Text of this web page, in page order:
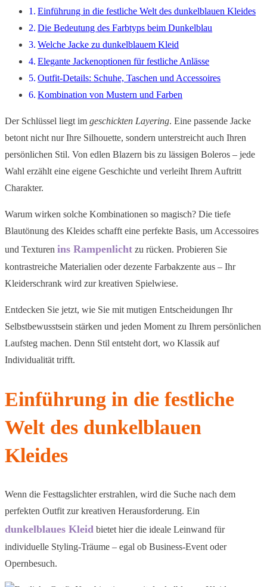
Einführung in die festliche Welt des dunkelblauen Kleides
Die Bedeutung des Farbtyps beim Dunkelblau
Welche Jacke zu dunkelblauem Kleid
Elegante Jackenoptionen für festliche Anlässe
Outfit-Details: Schuhe, Taschen und Accessoires
Kombination von Mustern und Farben
Der Schlüssel liegt im geschickten Layering. Eine passende Jacke
betont nicht nur Ihre Silhouette, sondern unterstreicht auch Ihren
persönlichen Stil. Von edlen Blazern bis zu lässigen Boleros – jede
Wahl erzählt eine eigene Geschichte und verleiht Ihrem Auftritt
Charakter.
Warum wirken solche Kombinationen so magisch? Die tiefe
Blautönung des Kleides schafft eine perfekte Basis, um Accessoires
und Texturen ins Rampenlicht zu rücken. Probieren Sie
kontrastreiche Materialien oder dezente Farbakzente aus – Ihr
Kleiderschrank wird zur kreativen Spielwiese.
Entdecken Sie jetzt, wie Sie mit mutigen Entscheidungen Ihr
Selbstbewusstsein stärken und jeden Moment zu Ihrem persönlichen
Laufsteg machen. Denn Stil entsteht dort, wo Klassik auf
Individualität trifft.
Einführung in die festliche
Welt des dunkelblauen
Kleides
Wenn die Festtagslichter erstrahlen, wird die Suche nach dem
perfekten Outfit zur kreativen Herausforderung. Ein
dunkelblaues Kleid bietet hier die ideale Leinwand für
individuelle Styling-Träume – egal ob Business-Event oder
Opernbesuch.